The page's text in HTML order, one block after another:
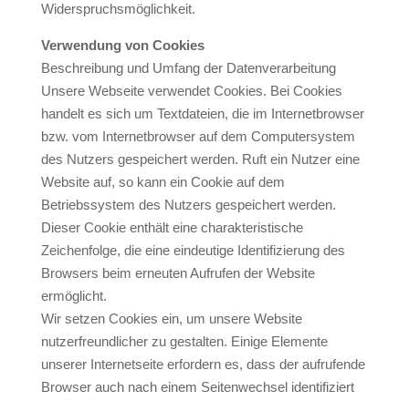
Widerspruchsmöglichkeit.
Verwendung von Cookies
Beschreibung und Umfang der Datenverarbeitung
Unsere Webseite verwendet Cookies. Bei Cookies
handelt es sich um Textdateien, die im Internetbrowser
bzw. vom Internetbrowser auf dem Computersystem
des Nutzers gespeichert werden. Ruft ein Nutzer eine
Website auf, so kann ein Cookie auf dem
Betriebssystem des Nutzers gespeichert werden.
Dieser Cookie enthält eine charakteristische
Zeichenfolge, die eine eindeutige Identifizierung des
Browsers beim erneuten Aufrufen der Website
ermöglicht.
Wir setzen Cookies ein, um unsere Website
nutzerfreundlicher zu gestalten. Einige Elemente
unserer Internetseite erfordern es, dass der aufrufende
Browser auch nach einem Seitenwechsel identifiziert